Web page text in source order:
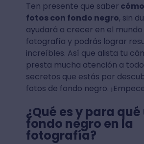
Ten presente que saber
fotos con fondo negro, sin
ayudará a crecer en el mundo
fotografía y podrás lograr
increíbles. Así que alista tu
presta mucha atención a
secretos que estás por
fotos de fondo negro.
¿Qué es y para
fondo negro en la
fotografía?